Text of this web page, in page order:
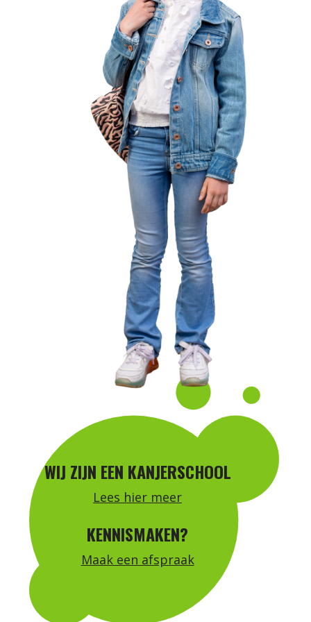
WIJ ZIJN EEN KANJERSCHOOL
Lees hier meer
KENNISMAKEN?
Maak een afspraak